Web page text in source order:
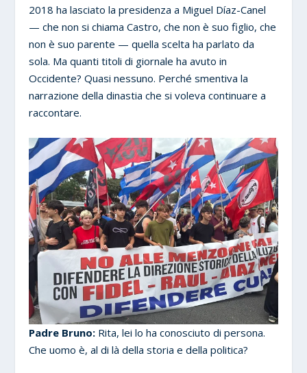
2018 ha lasciato la presidenza a Miguel Díaz-Canel
— che non si chiama Castro, che non è suo figlio, che
non è suo parente — quella scelta ha parlato da
sola. Ma quanti titoli di giornale ha avuto in
Occidente? Quasi nessuno. Perché smentiva la
narrazione della dinastia che si voleva continuare a
raccontare.
Padre Bruno: Rita, lei lo ha conosciuto di persona.
Che uomo è, al di là della storia e della politica?